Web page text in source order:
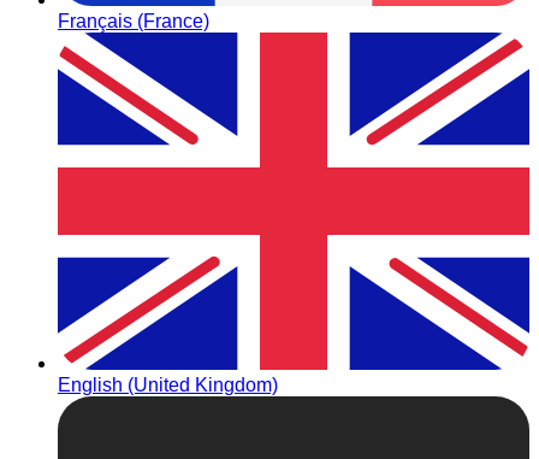
Français (France)
English (United Kingdom)